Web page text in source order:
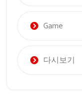
Game
다시보기